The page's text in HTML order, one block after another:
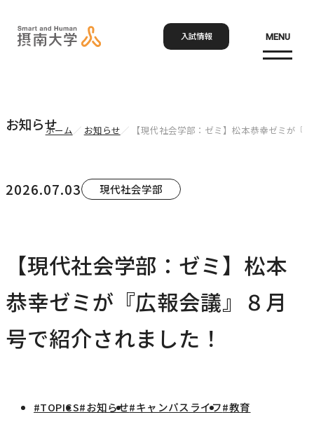
MENU
入試情報
大学概要トップ
大学紹介
学びの特色
キャンパス・施設紹介
学部・大学院
学部・大学院トップ
学部
法学部
社会連携
学生生活トップ
ホーム お知らせ 【現代社会学部：ゼミ】松本恭幸ゼミが『
お知らせ
2026.07.03 現代社会学部
【現代社会学部：ゼミ】松本
恭幸ゼミが『広報会議』８月
号で紹介されました！
#TOPICS#お知らせ#キャンパスライフ#教育